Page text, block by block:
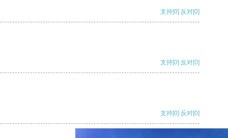
支持[0] 反对[0]
支持[0] 反对[0]
支持[0] 反对[0]